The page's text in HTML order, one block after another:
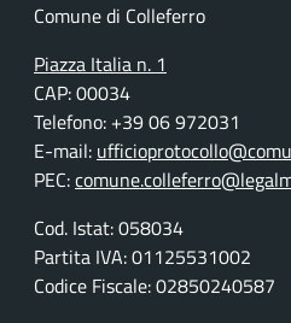
Comune di Colleferro
Piazza Italia n. 1
CAP: 00034
Telefono: +39 06 972031
E-mail:
PEC:
Cod. Istat: 058034
Partita IVA: 01125531002
Codice Fiscale: 02850240587